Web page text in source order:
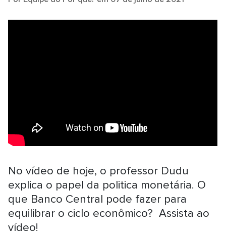
No vídeo de hoje, o professor Dudu
explica o papel da politica monetária. O
que Banco Central pode fazer para
equilibrar o ciclo econômico? Assista ao
vídeo!